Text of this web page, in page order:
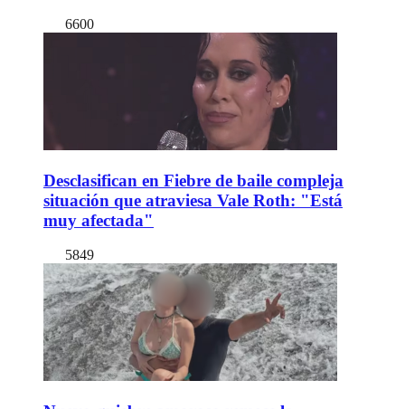
6600
Desclasifican en Fiebre de baile compleja
situación que atraviesa Vale Roth: "Está
muy afectada"
5849